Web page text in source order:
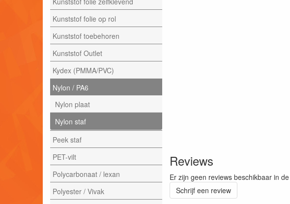
Kunststof folie op rol
Kunststof toebehoren
Kunststof Outlet
Kydex (PMMA/PVC)
Nylon / PA6
Nylon plaat
Nylon staf
Peek staf
PET-vilt
Polycarbonaat / lexan
Polyester / Vivak
Reviews
Er zijn geen reviews beschikbaar in
Schrijf een review